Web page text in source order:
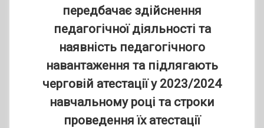
передбачає здійснення
педагогічної діяльності та
наявність педагогічного
навантаження та підлягають
черговій атестації у 2023/2024
навчальному році та строки
проведення їх атестації